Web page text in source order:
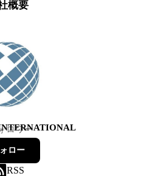
概要
ロワー
ロー
RSS